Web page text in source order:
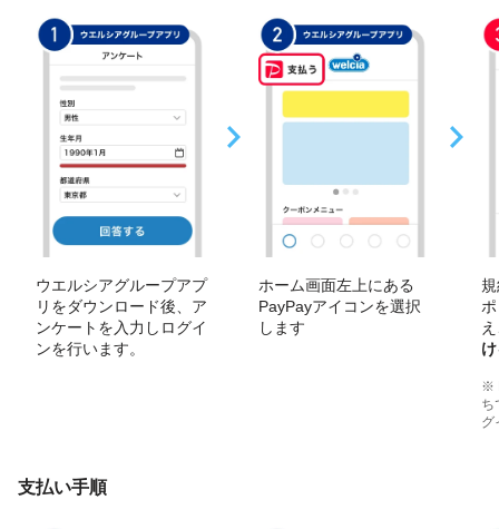
ウエルシアグループアプ
リをダウンロード後、ア
ンケートを入力しログイ
ンを行います。
ホーム画面左上にある
PayPayアイコンを選択
します
※
ち
グ
支払い手順